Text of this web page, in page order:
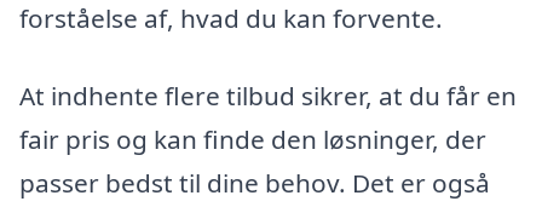
forståelse af, hvad du kan forvente.
At indhente flere tilbud sikrer, at du får en
fair pris og kan finde den løsninger, der
passer bedst til dine behov. Det er også